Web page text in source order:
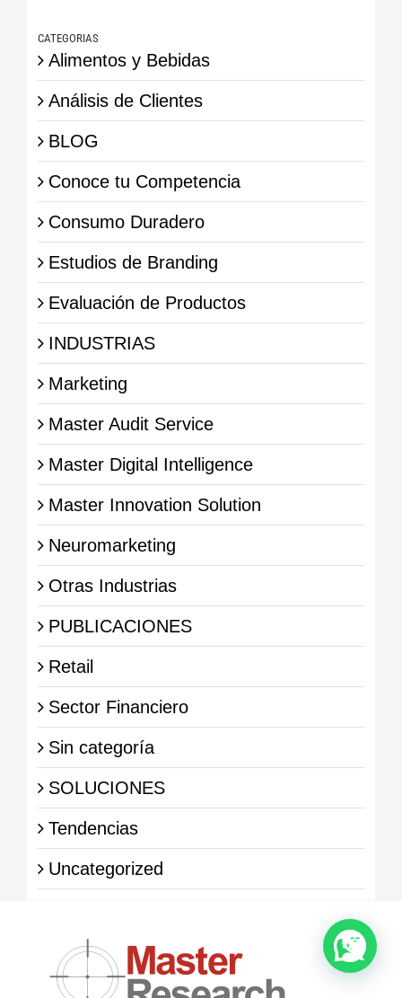
CATEGORIAS
Alimentos y Bebidas
Análisis de Clientes
BLOG
Conoce tu Competencia
Consumo Duradero
Estudios de Branding
Evaluación de Productos
INDUSTRIAS
Marketing
Master Audit Service
Master Digital Intelligence
Master Innovation Solution
Neuromarketing
Otras Industrias
PUBLICACIONES
Retail
Sector Financiero
Sin categoría
SOLUCIONES
Tendencias
Uncategorized